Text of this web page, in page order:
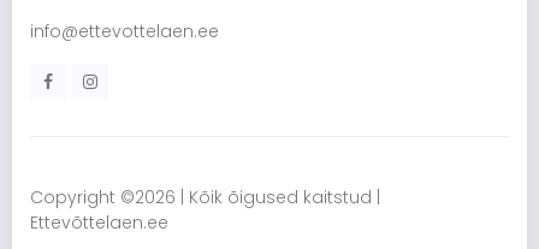
info@ettevottelaen.ee
Copyright ©2026 | Kõik õigused kaitstud |
Ettevõttelaen.ee